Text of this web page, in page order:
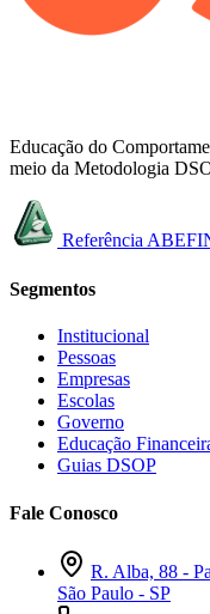
Educação do
meio da Metodologia
Referência
Segmentos
Institucional
Pessoas
Empresas
Escolas
Governo
Educação
Guias DSOP
Fale Conosco
R. Alba, 88 -
São Paulo - SP